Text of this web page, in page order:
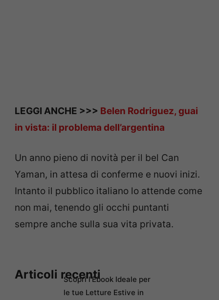
LEGGI ANCHE >>> Belen Rodriguez, guai
in vista: il problema dell’argentina
Un anno pieno di novità per il bel Can
Yaman, in attesa di conferme e nuovi inizi.
Intanto il pubblico italiano lo attende come
non mai, tenendo gli occhi puntanti
sempre anche sulla sua vita privata.
Articoli recentiScopri l’Ebook Ideale per
le tue Letture Estive in